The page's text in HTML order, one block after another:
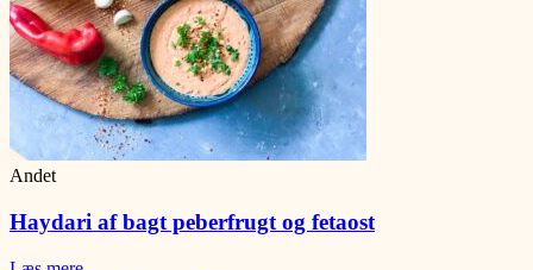
Andet
Haydari af bagt peberfrugt og fetaost